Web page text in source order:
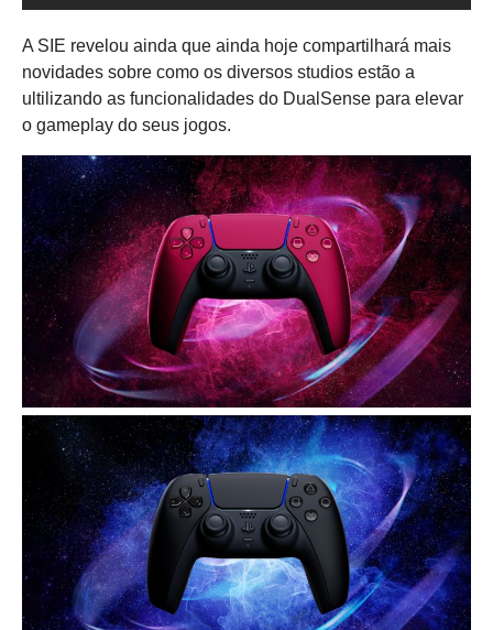
A SIE revelou ainda que ainda hoje compartilhará mais
novidades sobre como os diversos studios estão a
ultilizando as funcionalidades do DualSense para elevar
o gameplay do seus jogos.